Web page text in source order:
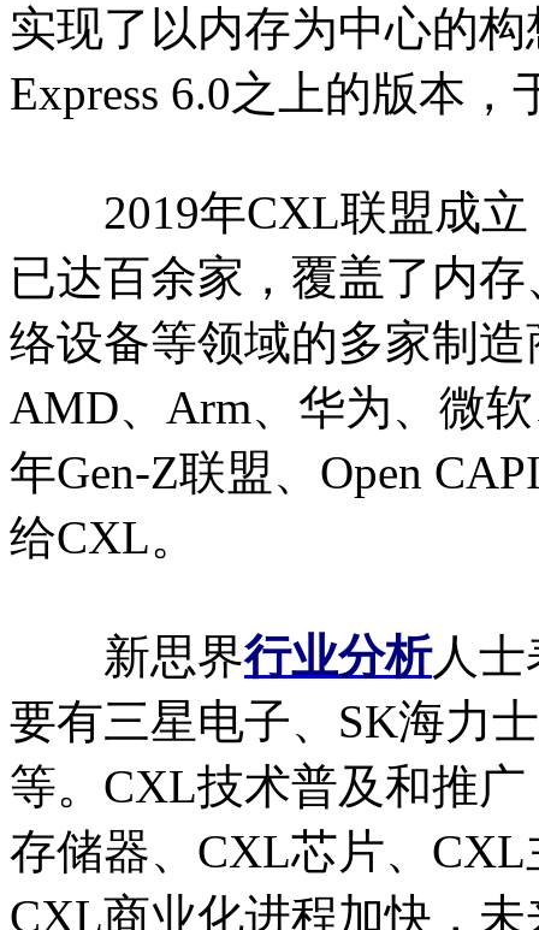
实现了以内存为中心的
Express 6.0之上的版本，
2019年CXL联盟成立
已达百余家，覆盖了内
络设备等领域的多家制
AMD、Arm、华为、微
年Gen-Z联盟、Open
给CXL。
新思界行业分析人士
要有三星电子、SK海力
等。CXL技术普及和推
存储器、CXL芯片、
CXL商业化进程加快，